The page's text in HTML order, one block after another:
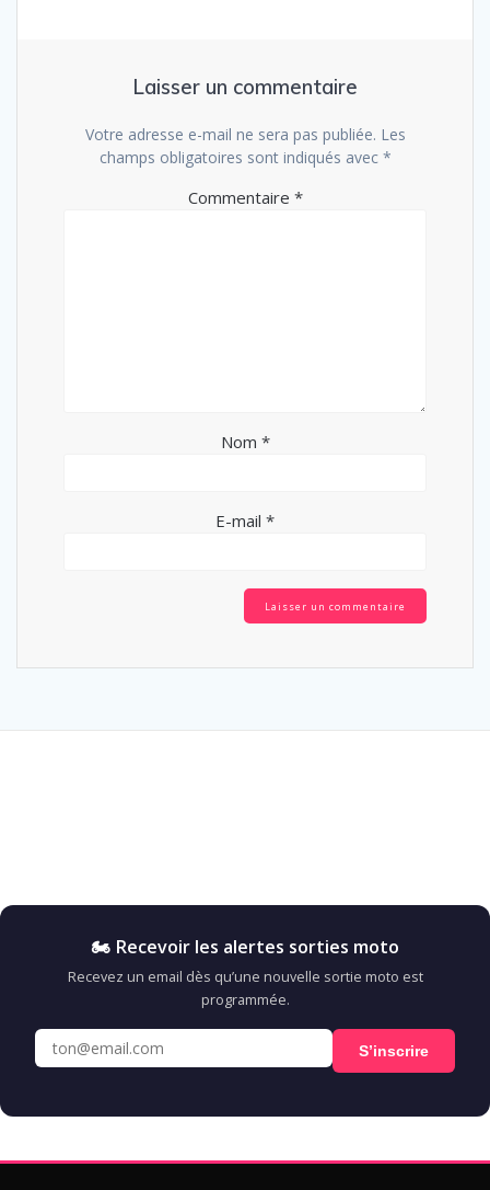
Laisser un commentaire
Votre adresse e-mail ne sera pas publiée. Les
champs obligatoires sont indiqués avec *
Commentaire *
Nom *
E-mail *
🏍️ Recevoir les alertes sorties moto
Recevez un email dès qu’une nouvelle sortie moto est
programmée.
S’inscrire